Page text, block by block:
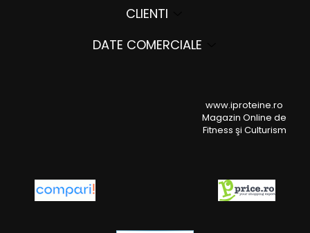
CLIENTI
DATE COMERCIALE